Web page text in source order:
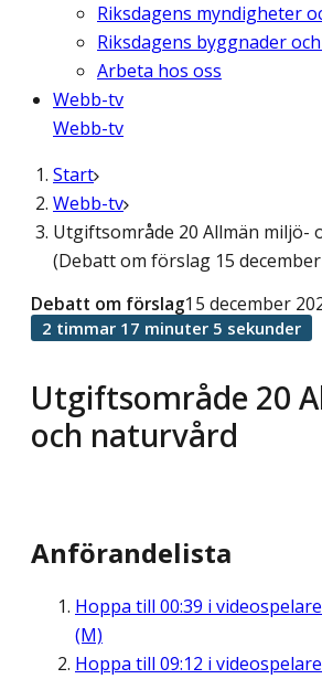
Riksdagens myndigheter
Riksdagens byggnader
Arbeta hos oss
Webb-tv
Webb-tv
Start
Webb-tv
Utgiftsområde 20 Allmän miljö-
(Debatt om förslag 15
Utgiftsområde 20
och naturvård
Debatt om förslag15 december
2 timmar 17 minuter 5 sekunder
Anförandelista
Hoppa till 00:39 i
(M)
Hoppa till 09:12 i